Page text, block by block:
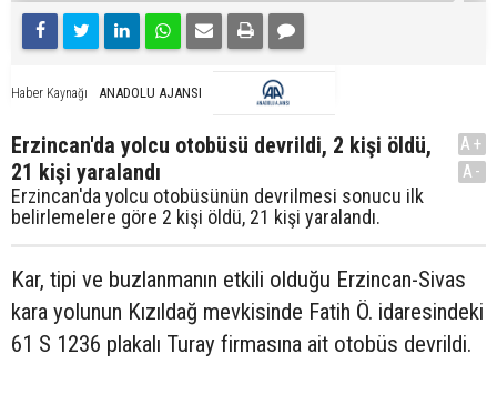
Haber Kaynağı ANADOLU AJANSI
Erzincan'da yolcu otobüsü devrildi, 2 kişi öldü,
21 kişi yaralandı
Erzincan'da yolcu otobüsünün devrilmesi sonucu ilk
belirlemelere göre 2 kişi öldü, 21 kişi yaralandı.
A+
A-
Kar, tipi ve buzlanmanın etkili olduğu Erzincan-Sivas
kara yolunun Kızıldağ mevkisinde Fatih Ö. idaresindeki
61 S 1236 plakalı Turay firmasına ait otobüs devrildi.